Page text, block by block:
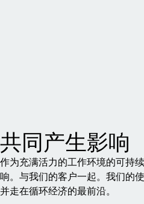
共同产生影响
作为充满活力的工作环境的可持
响。与我们的客户一起。我们的
并走在循环经济的最前沿。